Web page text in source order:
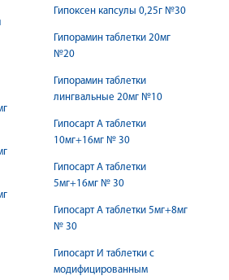
Гипоксен капсулы 0,25г №30
Гипорамин таблетки 20мг
№20
Гипорамин таблетки
лингвальные 20мг №10
Гипосарт А таблетки
10мг+16мг № 30
Гипосарт А таблетки
5мг+16мг № 30
Гипосарт А таблетки 5мг+8мг
№ 30
Гипосарт И таблетки с
модифицированным